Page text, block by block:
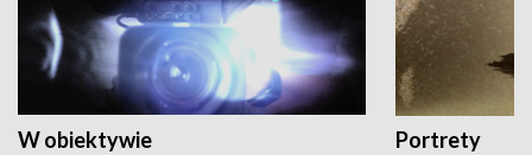
W obiektywie Portrety